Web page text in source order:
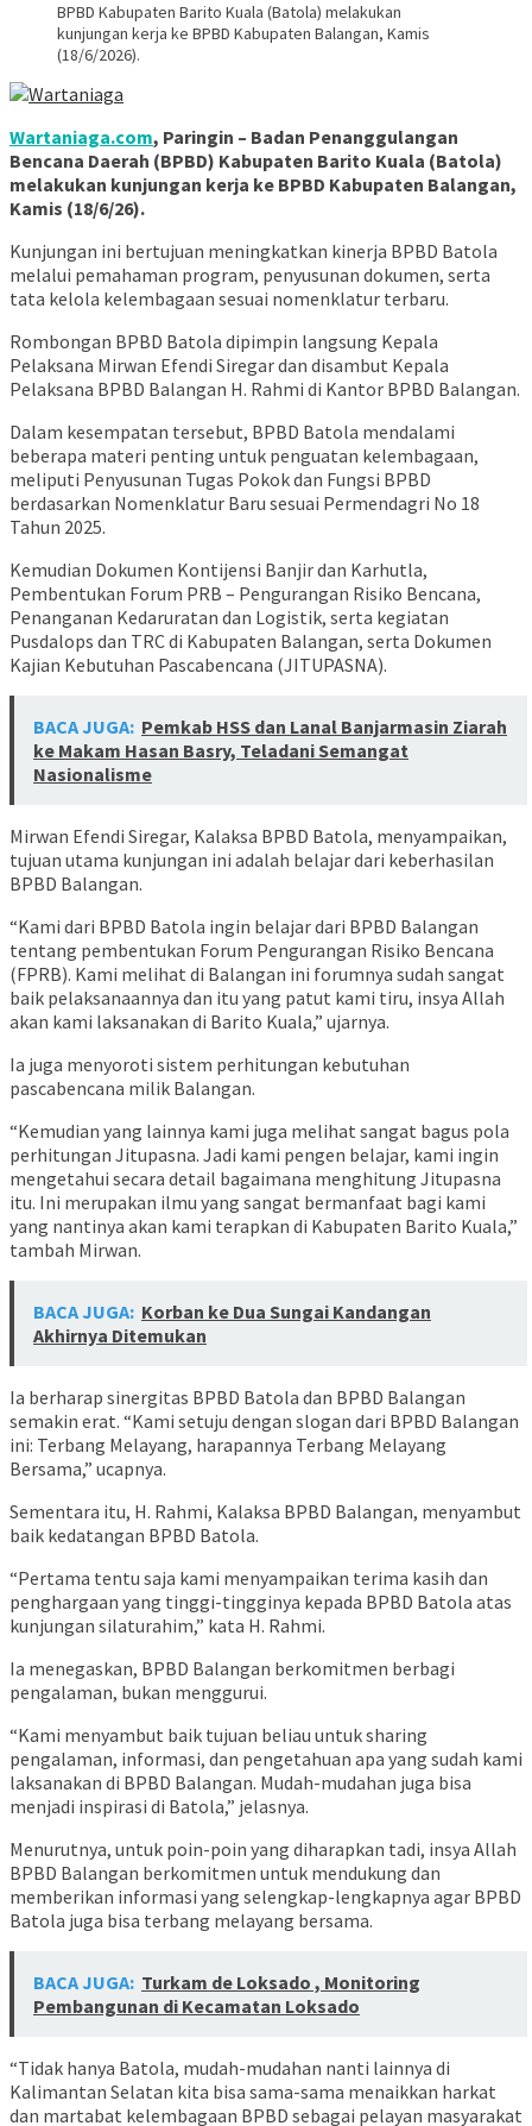
BPBD Kabupaten Barito Kuala (Batola) melakukan
kunjungan kerja ke BPBD Kabupaten Balangan, Kamis
(18/6/2026).
Wartaniaga.com, Paringin – Badan Penanggulangan
Bencana Daerah (BPBD) Kabupaten Barito Kuala (Batola)
melakukan kunjungan kerja ke BPBD Kabupaten Balangan,
Kamis (18/6/26).
Kunjungan ini bertujuan meningkatkan kinerja BPBD Batola
melalui pemahaman program, penyusunan dokumen, serta
tata kelola kelembagaan sesuai nomenklatur terbaru.
Rombongan BPBD Batola dipimpin langsung Kepala
Pelaksana Mirwan Efendi Siregar dan disambut Kepala
Pelaksana BPBD Balangan H. Rahmi di Kantor BPBD Balangan.
Dalam kesempatan tersebut, BPBD Batola mendalami
beberapa materi penting untuk penguatan kelembagaan,
meliputi Penyusunan Tugas Pokok dan Fungsi BPBD
berdasarkan Nomenklatur Baru sesuai Permendagri No 18
Tahun 2025.
Kemudian Dokumen Kontijensi Banjir dan Karhutla,
Pembentukan Forum PRB – Pengurangan Risiko Bencana,
Penanganan Kedaruratan dan Logistik, serta kegiatan
Pusdalops dan TRC di Kabupaten Balangan, serta Dokumen
Kajian Kebutuhan Pascabencana (JITUPASNA).
BACA JUGA: Pemkab HSS dan Lanal Banjarmasin Ziarah
ke Makam Hasan Basry, Teladani Semangat
Nasionalisme
Mirwan Efendi Siregar, Kalaksa BPBD Batola, menyampaikan,
tujuan utama kunjungan ini adalah belajar dari keberhasilan
BPBD Balangan.
“Kami dari BPBD Batola ingin belajar dari BPBD Balangan
tentang pembentukan Forum Pengurangan Risiko Bencana
(FPRB). Kami melihat di Balangan ini forumnya sudah sangat
baik pelaksanaannya dan itu yang patut kami tiru, insya Allah
akan kami laksanakan di Barito Kuala,” ujarnya.
Ia juga menyoroti sistem perhitungan kebutuhan
pascabencana milik Balangan.
“Kemudian yang lainnya kami juga melihat sangat bagus pola
perhitungan Jitupasna. Jadi kami pengen belajar, kami ingin
mengetahui secara detail bagaimana menghitung Jitupasna
itu. Ini merupakan ilmu yang sangat bermanfaat bagi kami
yang nantinya akan kami terapkan di Kabupaten Barito Kuala,”
tambah Mirwan.
BACA JUGA: Korban ke Dua Sungai Kandangan
Akhirnya Ditemukan
Ia berharap sinergitas BPBD Batola dan BPBD Balangan
semakin erat. “Kami setuju dengan slogan dari BPBD Balangan
ini: Terbang Melayang, harapannya Terbang Melayang
Bersama,” ucapnya.
Sementara itu, H. Rahmi, Kalaksa BPBD Balangan, menyambut
baik kedatangan BPBD Batola.
“Pertama tentu saja kami menyampaikan terima kasih dan
penghargaan yang tinggi-tingginya kepada BPBD Batola atas
kunjungan silaturahim,” kata H. Rahmi.
Ia menegaskan, BPBD Balangan berkomitmen berbagi
pengalaman, bukan menggurui.
“Kami menyambut baik tujuan beliau untuk sharing
pengalaman, informasi, dan pengetahuan apa yang sudah kami
laksanakan di BPBD Balangan. Mudah-mudahan juga bisa
menjadi inspirasi di Batola,” jelasnya.
Menurutnya, untuk poin-poin yang diharapkan tadi, insya Allah
BPBD Balangan berkomitmen untuk mendukung dan
memberikan informasi yang selengkap-lengkapnya agar BPBD
Batola juga bisa terbang melayang bersama.
BACA JUGA: Turkam de Loksado , Monitoring
Pembangunan di Kecamatan Loksado
“Tidak hanya Batola, mudah-mudahan nanti lainnya di
Kalimantan Selatan kita bisa sama-sama menaikkan harkat
dan martabat kelembagaan BPBD sebagai pelayan masyarakat